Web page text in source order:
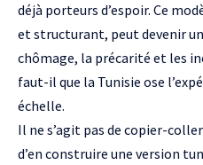
déjà porteurs d’espoir. Ce
et structurant, peut devenir
chômage, la précarité et les
faut-il que la Tunisie ose
échelle.
Il ne s’agit pas de copier-
d’en construire une version